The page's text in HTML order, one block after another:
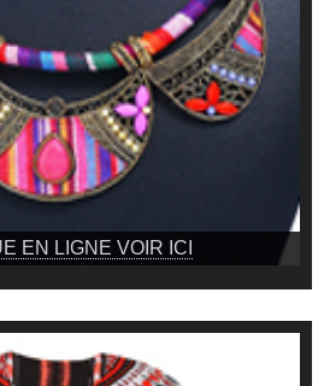
EN LIGNE VOIR ICI